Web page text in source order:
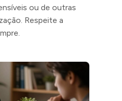
ou de outras
Respeite a